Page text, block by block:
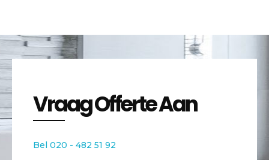
Vraag Offerte Aan
Bel 020 - 482 51 92